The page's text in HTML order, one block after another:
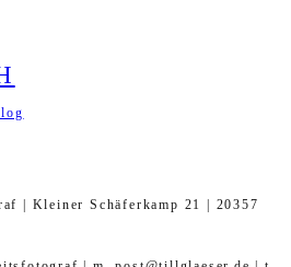
| Kleiner Schäferkamp 21 | 20357